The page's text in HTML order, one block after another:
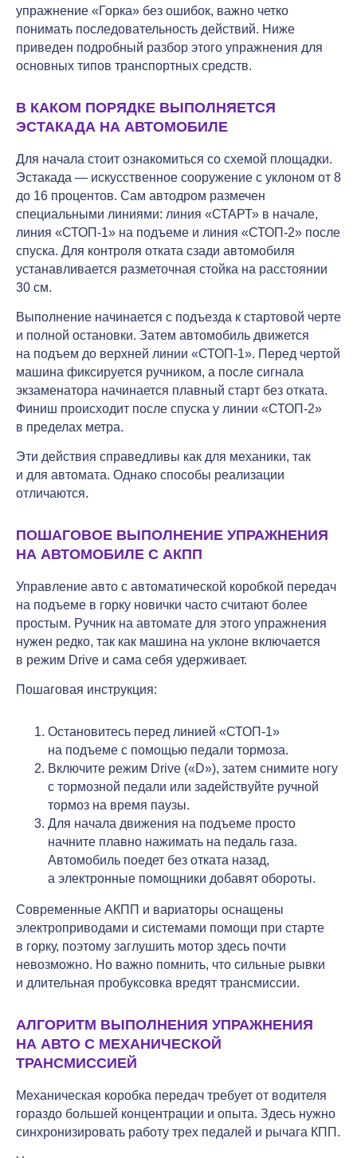
упражнение «Горка» без ошибок, важно четко
понимать последовательность действий. Ниже
приведен подробный разбор этого упражнения для
основных типов транспортных средств.
В КАКОМ ПОРЯДКЕ ВЫПОЛНЯЕТСЯ
ЭСТАКАДА НА АВТОМОБИЛЕ
Для начала стоит ознакомиться со схемой площадки.
Эстакада — искусственное сооружение с уклоном от 8
до 16 процентов. Сам автодром размечен
специальными линиями: линия «СТАРТ» в начале,
линия «СТОП-1» на подъеме и линия «СТОП-2» после
спуска. Для контроля отката сзади автомобиля
устанавливается разметочная стойка на расстоянии
30 см.
Выполнение начинается с подъезда к стартовой черте
и полной остановки. Затем автомобиль движется
на подъем до верхней линии «СТОП-1». Перед чертой
машина фиксируется ручником, а после сигнала
экзаменатора начинается плавный старт без отката.
Финиш происходит после спуска у линии «СТОП-2»
в пределах метра.
Эти действия справедливы как для механики, так
и для автомата. Однако способы реализации
отличаются.
ПОШАГОВОЕ ВЫПОЛНЕНИЕ УПРАЖНЕНИЯ
НА АВТОМОБИЛЕ С АКПП
Управление авто с автоматической коробкой передач
на подъеме в горку новички часто считают более
простым. Ручник на автомате для этого упражнения
нужен редко, так как машина на уклоне включается
в режим Drive и сама себя удерживает.
Пошаговая инструкция:
Остановитесь перед линией «СТОП-1»
на подъеме с помощью педали тормоза.
Включите режим Drive («D»), затем снимите ногу
с тормозной педали или задействуйте ручной
тормоз на время паузы.
Для начала движения на подъеме просто
начните плавно нажимать на педаль газа.
Автомобиль поедет без отката назад,
а электронные помощники добавят обороты.
Современные АКПП и вариаторы оснащены
электроприводами и системами помощи при старте
в горку, поэтому заглушить мотор здесь почти
невозможно. Но важно помнить, что сильные рывки
и длительная пробуксовка вредят трансмиссии.
АЛГОРИТМ ВЫПОЛНЕНИЯ УПРАЖНЕНИЯ
НА АВТО С МЕХАНИЧЕСКОЙ
ТРАНСМИССИЕЙ
Механическая коробка передач требует от водителя
гораздо большей концентрации и опыта. Здесь нужно
синхронизировать работу трех педалей и рычага КПП.